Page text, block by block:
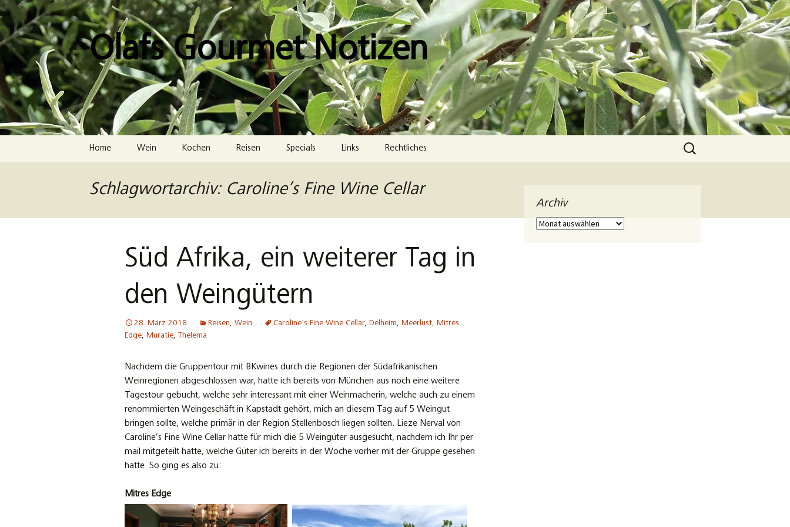
Zum
Inhalt
springen
Olafs Gourmet Notizen
Home Wein Kochen Reisen Specials Links Rechtliches
Suchen
nach:
Schlagwortarchiv: Caroline’s Fine Wine Cellar
Süd Afrika, ein weiterer Tag in
den Weingütern
28. März 2018 Reisen, Wein Caroline's Fine Wine Cellar, Delheim, Meerlust, Mitres
Edge, Muratie, Thelema
Nachdem die Gruppentour mit BKwines durch die Regionen der Südafrikanischen
Weinregionen abgeschlossen war, hatte ich bereits von München aus noch eine weitere
Tagestour gebucht, welche sehr interessant mit einer Weinmacherin, welche auch zu einem
renommierten Weingeschäft in Kapstadt gehört, mich an diesem Tag auf 5 Weingut
bringen sollte, welche primär in der Region Stellenbosch liegen sollten. Lieze Nerval von
Caroline’s Fine Wine Cellar hatte für mich die 5 Weingüter ausgesucht, nachdem ich Ihr per
mail mitgeteilt hatte, welche Güter ich bereits in der Woche vorher mit der Gruppe gesehen
hatte. So ging es also zu:
Mitres Edge
Archiv
Archiv